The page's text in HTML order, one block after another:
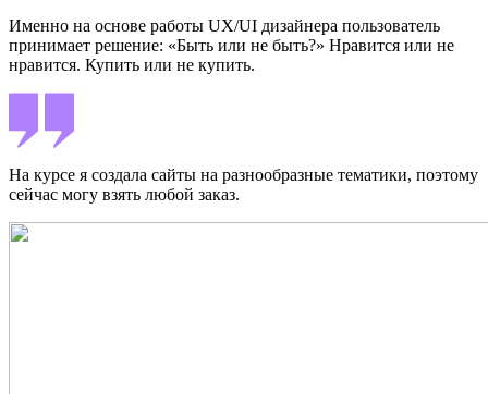
Именно на основе работы UX/UI дизайнера пользователь
принимает решение: «Быть или не быть?» Нравится или не
нравится. Купить или не купить.
На курсе я создала сайты на разнообразные тематики, поэтому
сейчас могу взять любой заказ.